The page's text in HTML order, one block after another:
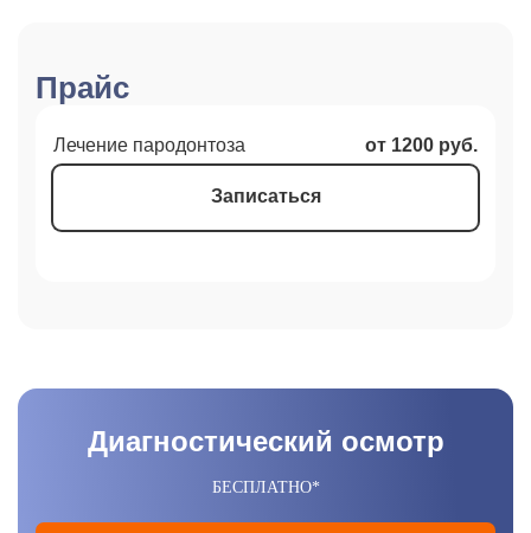
Прайс
Лечение пародонтоза от 1200 руб.
Записаться
Диагностический осмотр
БЕСПЛАТНО*